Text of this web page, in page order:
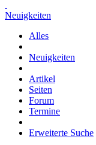
Neuigkeiten
Alles
Neuigkeiten
Artikel
Seiten
Forum
Termine
Erweiterte Suche